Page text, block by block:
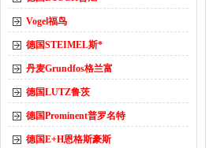
Vogel福鸟
德国STEIMEL斯*
丹麦Grundfos格兰富
德国LUTZ鲁茨
德国Prominent普罗名特
德国E+H恩格斯豪斯